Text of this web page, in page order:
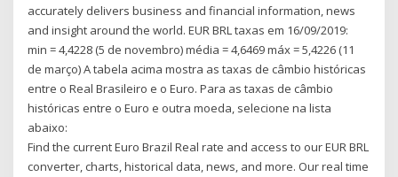
accurately delivers business and financial information, news
and insight around the world. EUR BRL taxas em 16/09/2019:
min = 4,4228 (5 de novembro) média = 4,6469 máx = 5,4226 (11
de março) A tabela acima mostra as taxas de câmbio históricas
entre o Real Brasileiro e o Euro. Para as taxas de câmbio
históricas entre o Euro e outra moeda, selecione na lista
abaixo:
Find the current Euro Brazil Real rate and access to our EUR BRL
converter, charts, historical data, news, and more. Our real time